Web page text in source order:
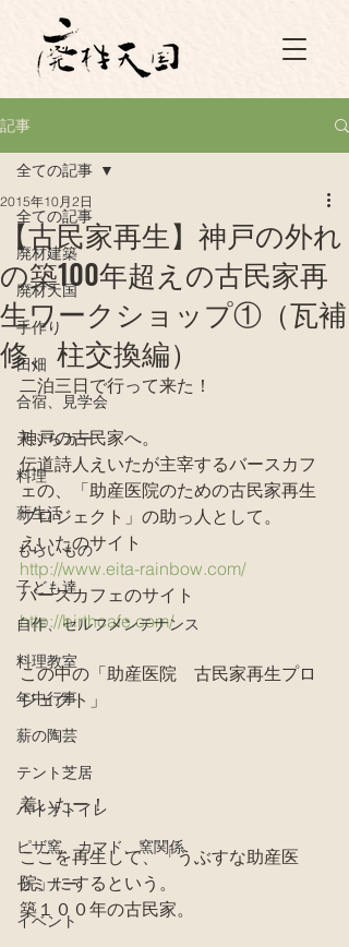
記事
全ての記事
廃材建築
廃材天国
手作り
田畑
合宿、見学会
天ぷらカー
料理
薪生活
もらいもの
子ども達
自作、セルフメンテナンス
料理教室
年中行事
薪の陶芸
テント芝居
バイオトイレ
ピザ窯、カマド、窯関係
セミナー
イベント
全ての記事
【古民家再生】神戸の外れ
の築100年超えの古民家再
生ワークショップ①（瓦補
修、柱交換編）
2015年10月2日
二泊三日で行って来た！
神戸の古民家へ。
伝道詩人えいたが主宰するバースカフ
ェの、「助産医院のための古民家再生
プロジェクト」の助っ人として。
えいたのサイト
http://www.eita-rainbow.com/
バースカフェのサイト
http://birthcafe.com/
この中の「助産医院　古民家再生プロ
ジェクト」
着いたー！
ここを再生して、「うぶすな助産医
院」にするという。
築１００年の古民家。